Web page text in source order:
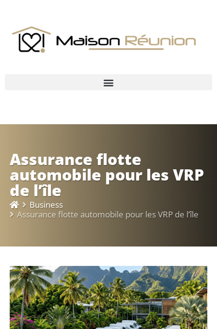
Assurance flotte
automobile pour les VRP
de l’île
Business
Assurance flotte automobile pour les VRP de l’île